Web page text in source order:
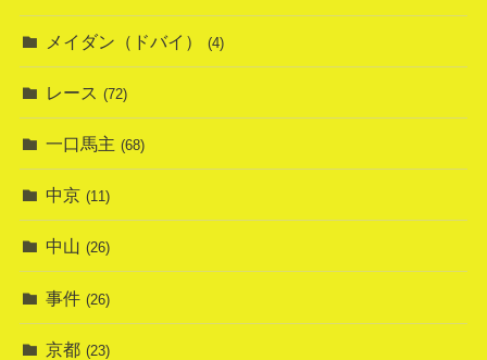
メイダン（ドバイ） (4)
レース (72)
一口馬主 (68)
中京 (11)
中山 (26)
事件 (26)
京都 (23)